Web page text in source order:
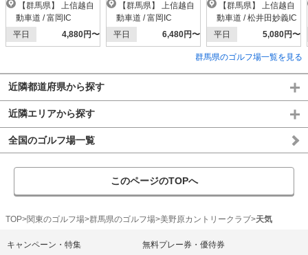
【ＰＧＭ】
動車道 / 富岡IC
平日
4,880円〜
【ＰＧＭ】
動車道 / 富岡IC
平日
6,480円〜
動車道 / 松井田妙義IC
平日
5,080円〜
群馬県のゴルフ場一覧を見る
近隣都道府県から探す
近隣エリアから探す
全国のゴルフ場一覧
このページのTOPへ
TOP 関東のゴルフ場 群馬県のゴルフ場 美野原カントリークラブ 天気
キャンペーン・特集 無料プレー券・優待券